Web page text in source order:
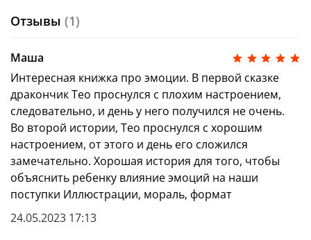
Отзывы (1)
Маша
Интересная книжка про эмоции. В первой сказке
дракончик Тео проснулся с плохим настроением,
следовательно, и день у него получился не очень.
Во второй истории, Тео проснулся с хорошим
настроением, от этого и день его сложился
замечательно. Хорошая история для того, чтобы
объяснить ребенку влияние эмоций на наши
поступки Иллюстрации, мораль, формат
24.05.2023 17:13